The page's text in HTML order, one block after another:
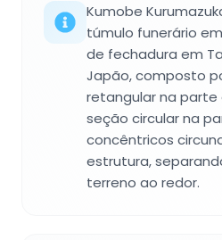
Kumobe
túmulo funerário
de fechadura em
Japão, composto
retangular na parte
seção circular na
concêntricos
estrutura,
terreno ao redor.